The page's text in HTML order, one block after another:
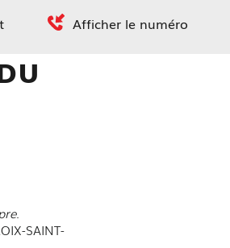
Afficher le numéro
.
SAINT-